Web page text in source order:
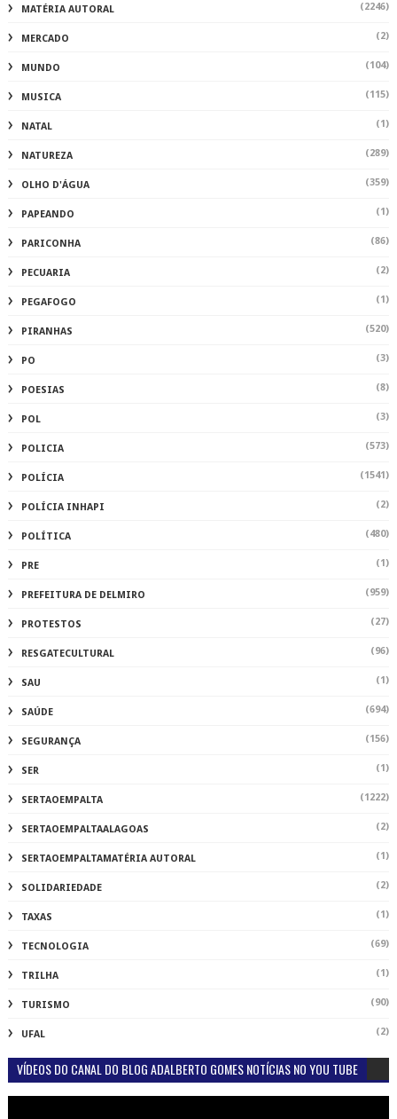
MATÉRIA AUTORAL (2246)
MERCADO (2)
MUNDO (104)
MUSICA (115)
NATAL (1)
NATUREZA (289)
OLHO D'ÁGUA (359)
PAPEANDO (1)
PARICONHA (86)
PECUARIA (2)
PEGAFOGO (1)
PIRANHAS (520)
PO (3)
POESIAS (8)
POL (3)
POLICIA (573)
POLÍCIA (1541)
POLÍCIA INHAPI (2)
POLÍTICA (480)
PRE (1)
PREFEITURA DE DELMIRO (959)
PROTESTOS (27)
RESGATECULTURAL (96)
SAU (1)
SAÚDE (694)
SEGURANÇA (156)
SER (1)
SERTAOEMPALTA (1222)
SERTAOEMPALTAALAGOAS (2)
SERTAOEMPALTAMATÉRIA AUTORAL (1)
SOLIDARIEDADE (2)
TAXAS (1)
TECNOLOGIA (69)
TRILHA (1)
TURISMO (90)
UFAL (2)
VÍDEOS DO CANAL DO BLOG ADALBERTO GOMES NOTÍCIAS NO YOU TUBE